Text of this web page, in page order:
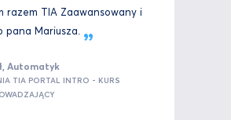
razem TIA Zaawansowany i
pana Mariusza.
Automatyk
TIA PORTAL INTRO - KURS